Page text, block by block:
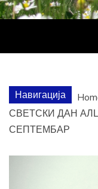
СПОРТ,
Навигација
СВЕТСКИ ДАН
СЕПТЕМБАР